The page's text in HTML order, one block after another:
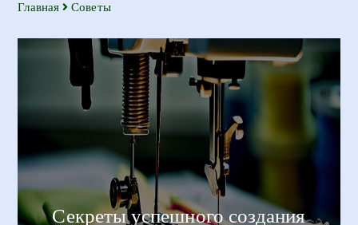
Главная Советы
Секреты успешного создания